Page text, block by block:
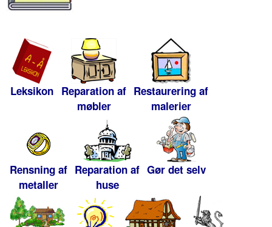
Leksikon Reparation af
møbler
Restaurering af
malerier
Rensning af
metaller
Reparation af
huse
Gør det selv